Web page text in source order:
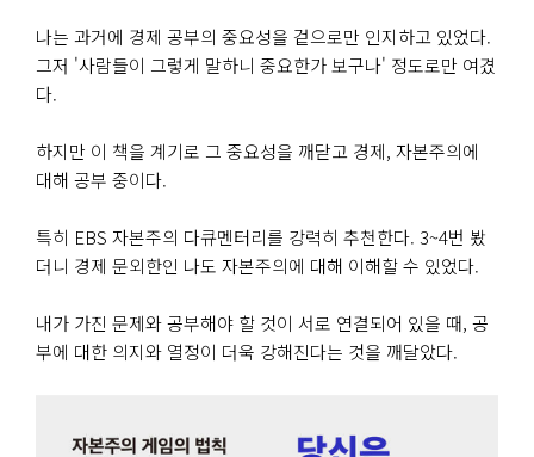
나는 과거에 경제 공부의 중요성을 겉으로만 인지하고 있었다.
그저 '사람들이 그렇게 말하니 중요한가 보구나' 정도로만 여겼
다.
하지만 이 책을 계기로 그 중요성을 깨닫고 경제, 자본주의에
대해 공부 중이다.
특히 EBS 자본주의 다큐멘터리를 강력히 추천한다. 3~4번 봤
더니 경제 문외한인 나도 자본주의에 대해 이해할 수 있었다.
내가 가진 문제와 공부해야 할 것이 서로 연결되어 있을 때, 공
부에 대한 의지와 열정이 더욱 강해진다는 것을 깨달았다.